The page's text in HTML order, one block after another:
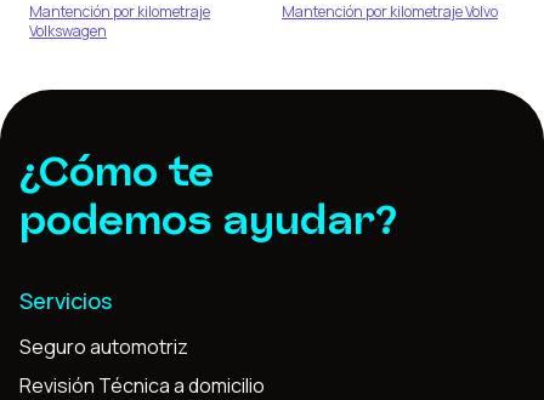
Mantención por kilometraje
Volkswagen
Mantención por kilometrajeVolvo
¿Cómo te
podemos ayudar?
Servicios
Seguro automotriz
Revisión Técnica a domicilio